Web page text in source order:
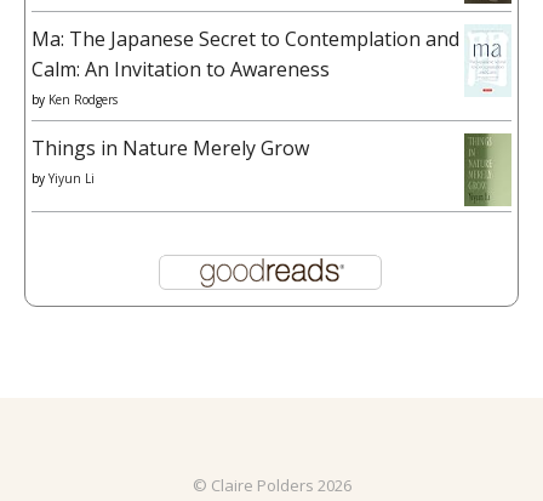
Ma: The Japanese Secret to Contemplation and
Calm: An Invitation to Awareness
by Ken Rodgers
Things in Nature Merely Grow
by Yiyun Li
© Claire Polders 2026